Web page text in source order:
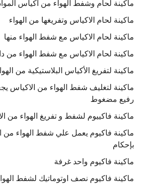
ماكينة لحام وشفط الهواء من اكياس المواد
ماكينة لحام الاكياس وتفريغها من الهواء
ماكينة لحام الاكياس مع شفط الهواء منها
ماكينة لحام الاكياس مع شفط الهواء من
ماكينة لتفريغ الأكياس البلاستيكية من
ماكينة لتغليف شفط الهواء من الاكياس
رفيع مضغوط
ماكينة فاكييوم لشفط و تفريغ الهواء من
ماكينة فاكيوم يعمل علي شفط الهواء من
بإحكام
ماكينة فاكيوم واحد غرفة
ماكينة فاكيوم نصف اوتوماتيك لشفط